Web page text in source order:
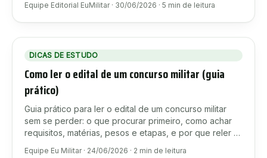
Equipe Editorial EuMilitar· 30/06/2026 · 5 min de leitura
DICAS DE ESTUDO
Como ler o edital de um concurso militar (guia
prático)
Guia prático para ler o edital de um concurso militar
sem se perder: o que procurar primeiro, como achar
requisitos, matérias, pesos e etapas, e por que reler o
Equipe Eu Militar· 24/06/2026 · 2 min de leitura